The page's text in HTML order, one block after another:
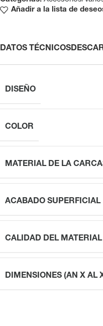
Añadir a la lista de
DATOS TÉCNICOS
DISEÑO
COLOR
MATERIAL DE LA
ACABADO SUPERFICIAL
CALIDAD DEL MATERIAL
DIMENSIONES (AN X AL